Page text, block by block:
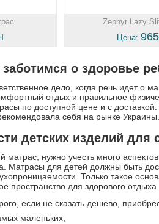
Zephyr Lazy
Цена:
о здоровье
дело, когда речь идет
отдых и правильное
по доступной цене и с
себя на рынке Украины.
детских изделий для
матрас, нужно учесть много
Матрасы для детей должны быть
Только такое
пространство для здорового отдыха.
если не сказать дешево,
маленьких;